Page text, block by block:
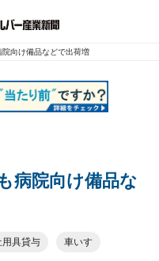
向け備品などで出荷増
病院向け備品な
用具貸与 車いす